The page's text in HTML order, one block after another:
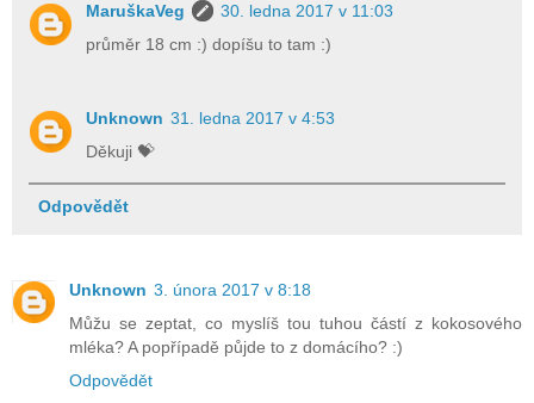
MaruškaVeg
30. ledna 2017 v 11:03
průměr 18 cm :) dopíšu to tam :)
Unknown 31. ledna 2017 v 4:53
Děkuji 💝
Odpovědět
Unknown 3. února 2017 v 8:18
Můžu se zeptat, co myslíš tou tuhou částí z kokosového
mléka? A popřípadě půjde to z domácího? :)
Odpovědět